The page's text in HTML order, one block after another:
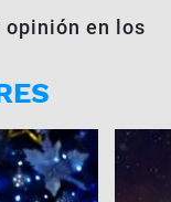
en los